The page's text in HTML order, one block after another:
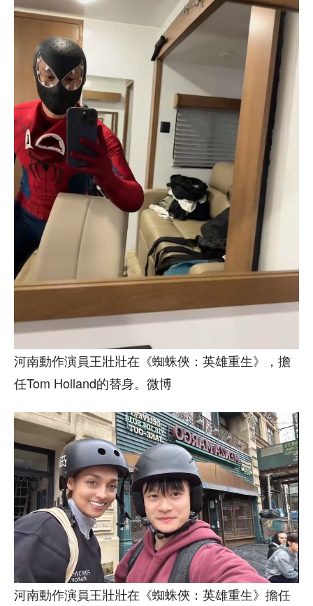
河南動作演員王壯壯在《蜘蛛俠：英雄重生》，擔
任Tom Holland的替身。微博
河南動作演員王壯壯在《蜘蛛俠：英雄重生》擔任